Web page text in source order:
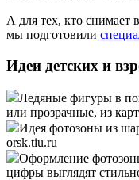
А для тех, кто снимает
мы подготовили
Идеи детских и
Ледяные фигуры в
или прозрачные, из
Идея фотозоны из
orsk.tiu.ru
Оформление
цифры выглядят